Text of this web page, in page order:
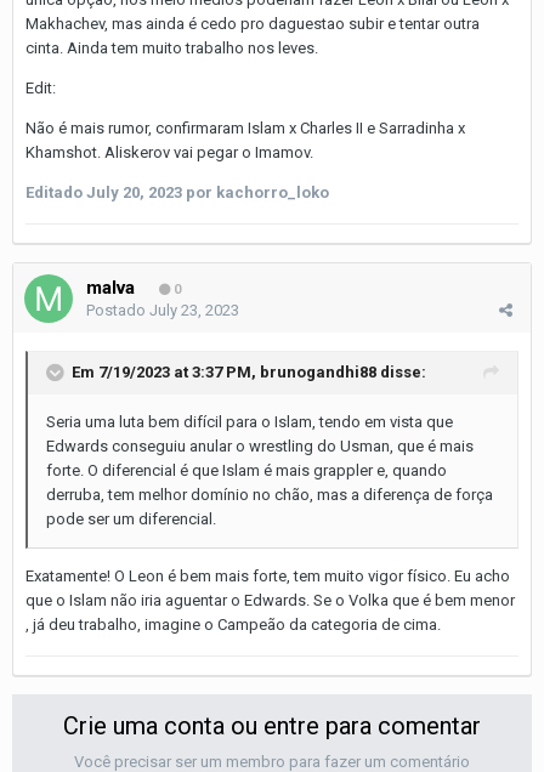
Makhachev, mas ainda é cedo pro daguestao subir e tentar outra
cinta. Ainda tem muito trabalho nos leves.
Edit:
Não é mais rumor, confirmaram Islam x Charles II e Sarradinha x
Khamshot. Aliskerov vai pegar o Imamov.
Editado July 20, 2023 por kachorro_loko
malva 0
Postado July 23, 2023
Em 7/19/2023 at 3:37 PM, brunogandhi88 disse:
Seria uma luta bem difícil para o Islam, tendo em vista que
Edwards conseguiu anular o wrestling do Usman, que é mais
forte. O diferencial é que Islam é mais grappler e, quando
derruba, tem melhor domínio no chão, mas a diferença de força
pode ser um diferencial.
Exatamente! O Leon é bem mais forte, tem muito vigor físico. Eu acho
que o Islam não iria aguentar o Edwards. Se o Volka que é bem menor
, já deu trabalho, imagine o Campeão da categoria de cima.
Crie uma conta ou entre para comentar
Você precisar ser um membro para fazer um comentário